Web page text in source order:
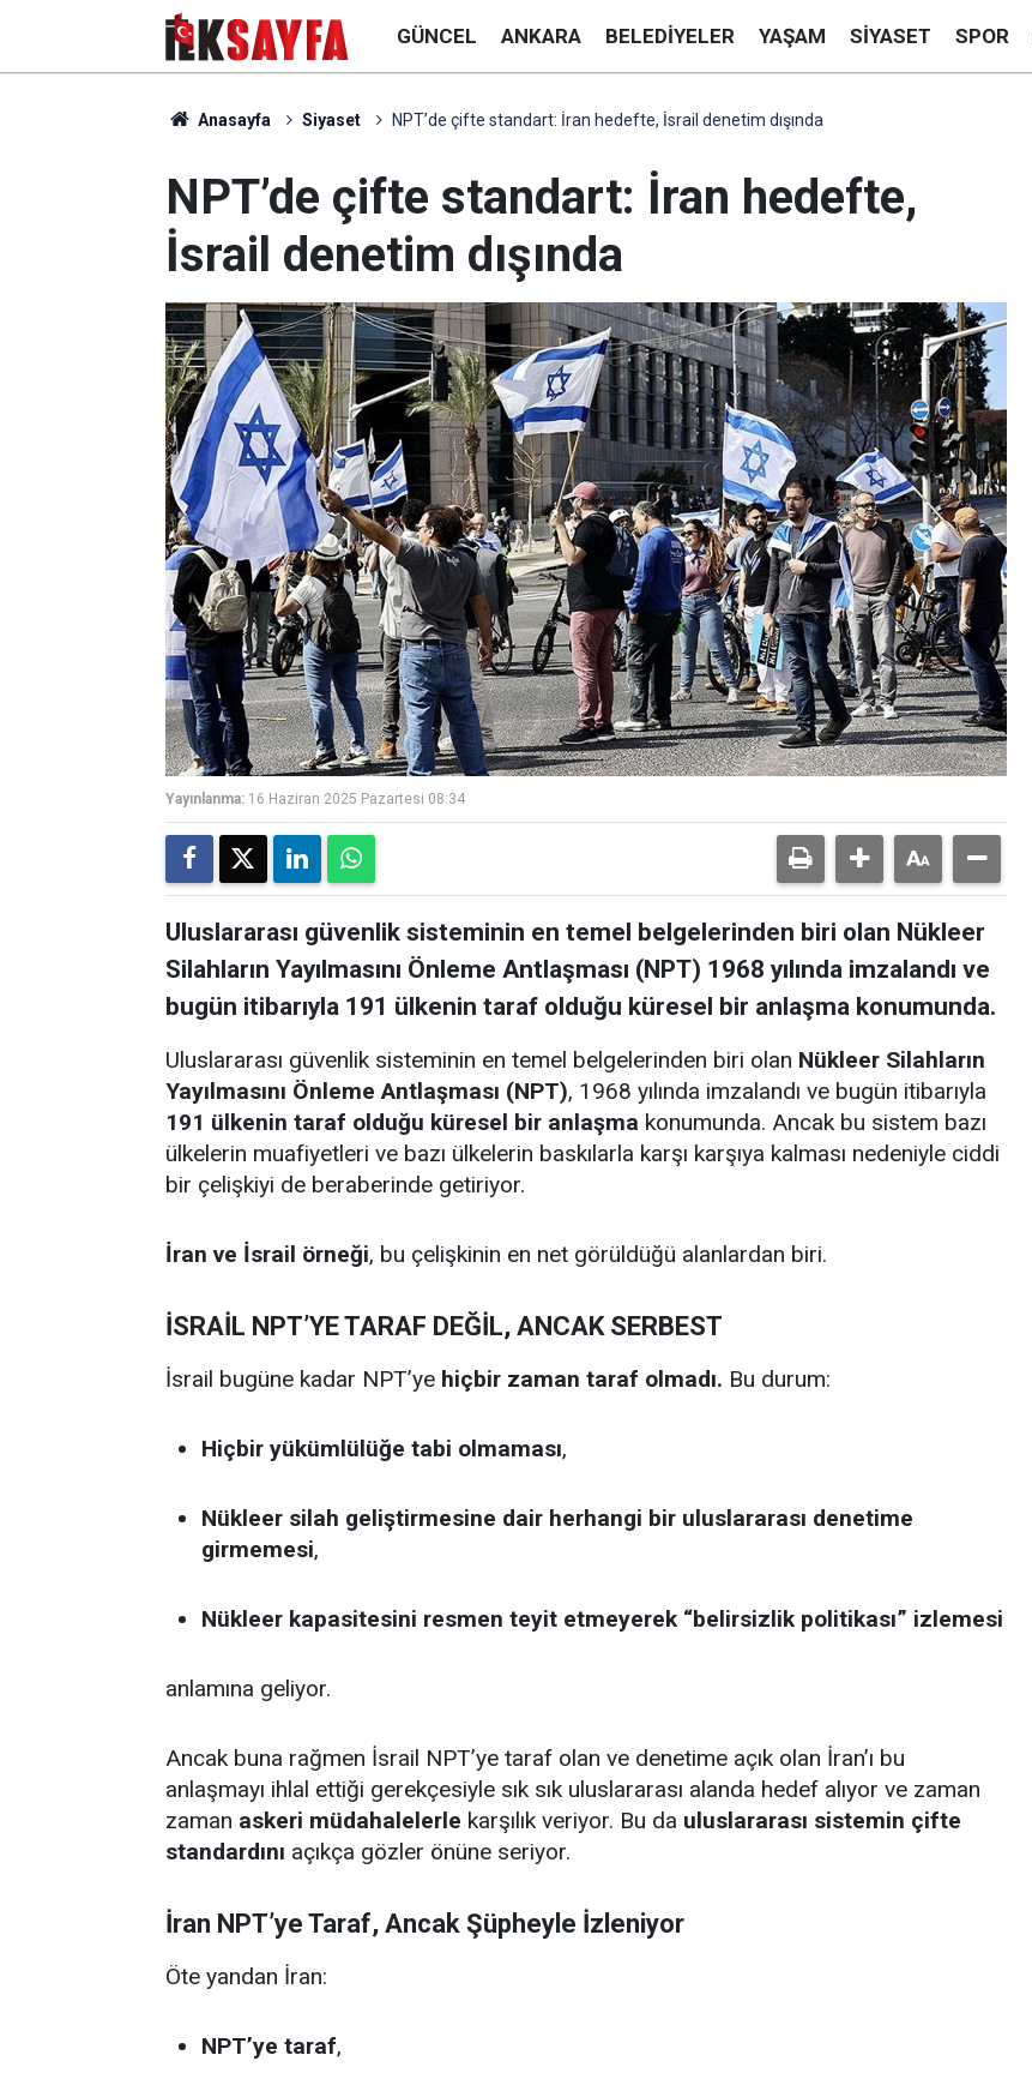
GÜNCEL ANKARA BELEDIYELER YAŞAM SIYASET SPOR
Anasayfa Siyaset NPT’de çifte standart: İran hedefte, İsrail denetim dışında
NPT’de çifte standart: İran hedefte,
İsrail denetim dışında
Yayınlanma: 16 Haziran 2025 Pazartesi 08:34
Uluslararası güvenlik sisteminin en temel belgelerinden biri olan Nükleer
Silahların Yayılmasını Önleme Antlaşması (NPT) 1968 yılında imzalandı ve
bugün itibarıyla 191 ülkenin taraf olduğu küresel bir anlaşma konumunda.
Uluslararası güvenlik sisteminin en temel belgelerinden biri olan Nükleer Silahların
Yayılmasını Önleme Antlaşması (NPT), 1968 yılında imzalandı ve bugün itibarıyla
191 ülkenin taraf olduğu küresel bir anlaşma konumunda. Ancak bu sistem bazı
ülkelerin muafiyetleri ve bazı ülkelerin baskılarla karşı karşıya kalması nedeniyle ciddi
bir çelişkiyi de beraberinde getiriyor.
İran ve İsrail örneği, bu çelişkinin en net görüldüğü alanlardan biri.
İSRAİL NPT’YE TARAF DEĞİL, ANCAK SERBEST
İsrail bugüne kadar NPT’ye hiçbir zaman taraf olmadı. Bu durum:
Hiçbir yükümlülüğe tabi olmaması,
Nükleer silah geliştirmesine dair herhangi bir uluslararası denetime
girmemesi,
Nükleer kapasitesini resmen teyit etmeyerek “belirsizlik politikası” izlemesi
anlamına geliyor.
Ancak buna rağmen İsrail NPT’ye taraf olan ve denetime açık olan İran’ı bu
anlaşmayı ihlal ettiği gerekçesiyle sık sık uluslararası alanda hedef alıyor ve zaman
zaman askeri müdahalelerle karşılık veriyor. Bu da uluslararası sistemin çifte
standardını açıkça gözler önüne seriyor.
İran NPT’ye Taraf, Ancak Şüpheyle İzleniyor
Öte yandan İran:
NPT’ye taraf,